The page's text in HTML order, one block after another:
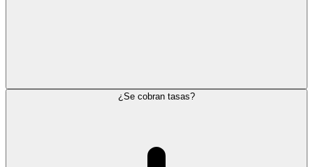
¿Se cobran tasas?